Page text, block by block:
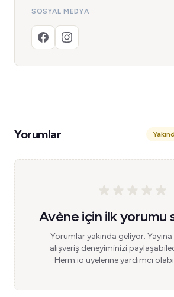
SOSYAL MEDYA
Yorumlar
Avène için ilk yorumu
Yorumlar yakında geliyor. Yayına
alışveriş deneyiminizi
Herm.io üyelerine yardımcı